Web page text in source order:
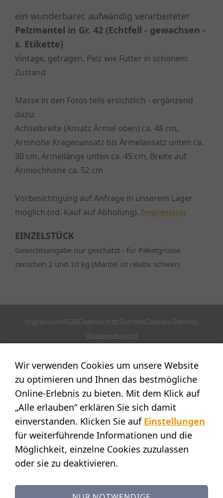
ein wunderbarer, aufwändig verarbeiteter
Pelzmantel in Gr. 42 (Echtfell - gewachsen -
s. Etikette)
Vintage, getragen, Pelz wie Futter in schönem
Zustand
Masse in den Fotos teils ersichtlich - ergänzend
dazu:
Achselbreite (Ansatz Ärmel oben) ca. 48 cm,
Armhöhe Kragenansatz bis Ärmelansatz unten ca.
30 cm, Ärmellänge unten ca. 45 cm, Breite auf
Armlochhöhe ca. 52 cm
Vorbesichtigung auf Anfrage in unserem Lager
möglich (od. Kauf auf Abholung). Impressum
EINZELSTÜCK
Gewichtsangabe nur geschätzt - für Paketgrösse
zwischen 2 und 10 kg (Mantel ist relativ schwer)
ImpressumAGBDatenschutzSuchenCookiesSitemap
Wiederrufsrecht
Nostalgie- & Geschenk Shop
Maja Schmid
Luzernerstr. 14
CH-6353 Weggis
SHOWROOM
STANDORT:
Calendariaweg 1
(nur auf Terminvereinbarung)
Wir verwenden Cookies um unsere Website
zu optimieren und Ihnen das bestmögliche
Online-Erlebnis zu bieten. Mit dem Klick auf
„Alle erlauben“ erklären Sie sich damit
einverstanden. Klicken Sie auf Einstellungen
für weiterführende Informationen und die
Möglichkeit, einzelne Cookies zuzulassen
oder sie zu deaktivieren.